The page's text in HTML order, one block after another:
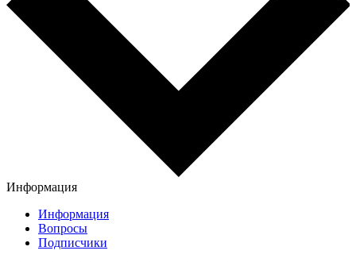
Информация
Информация
Вопросы
Подписчики